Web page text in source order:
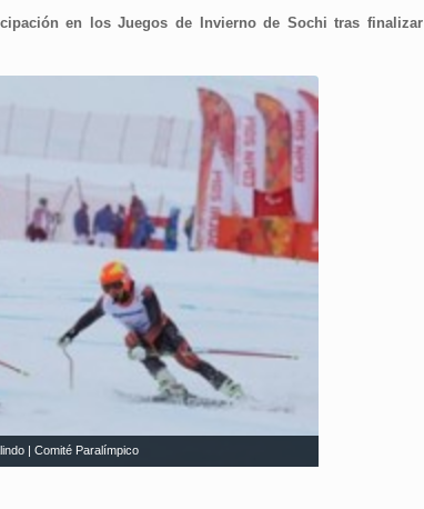
en los Juegos de Invierno de Sochi tras finalizar
| Comité Paralímpico